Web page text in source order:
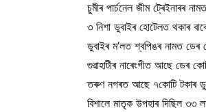
চুমীৰ পাৰ্চনেল জীম ট্ৰেইনাৰৰ
৩ নিশা ডুবাইৰ হোটেলত থকাৰ
ডুবাইৰ ম’লত শ্বপিঙৰ নামত ডেৰ
গুৱাহাটীৰ নাৰেংগীত আছে ডেৰ
তৰুণ নগৰত আছে ৭কোটি টকাৰ
বিশালে মাতৃক উপহাৰ দিছিল ৩৩